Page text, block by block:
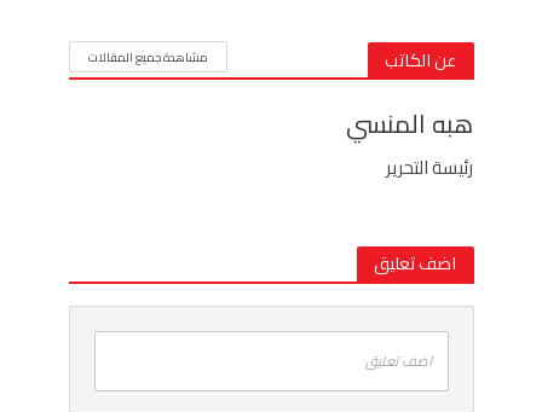
عن الكاتب مشاهدة جميع المقالات
هبه المنسي
رئيسة التحرير
اضف تعليق
اضف تعليق